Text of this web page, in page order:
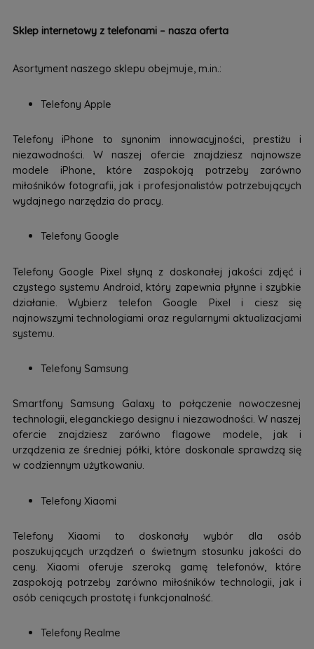
Sklep internetowy z telefonami – nasza oferta
Asortyment naszego sklepu obejmuje, m.in.:
Telefony Apple
Telefony iPhone to synonim innowacyjności, prestiżu i
niezawodności. W naszej ofercie znajdziesz najnowsze
modele iPhone, które zaspokoją potrzeby zarówno
miłośników fotografii, jak i profesjonalistów potrzebujących
wydajnego narzędzia do pracy.
Telefony Google
Telefony Google Pixel słyną z doskonałej jakości zdjęć i
czystego systemu Android, który zapewnia płynne i szybkie
działanie. Wybierz telefon Google Pixel i ciesz się
najnowszymi technologiami oraz regularnymi aktualizacjami
systemu.
Telefony Samsung
Smartfony Samsung Galaxy to połączenie nowoczesnej
technologii, eleganckiego designu i niezawodności. W naszej
ofercie znajdziesz zarówno flagowe modele, jak i
urządzenia ze średniej półki, które doskonale sprawdzą się
w codziennym użytkowaniu.
Telefony Xiaomi
Telefony Xiaomi to doskonały wybór dla osób
poszukujących urządzeń o świetnym stosunku jakości do
ceny. Xiaomi oferuje szeroką gamę telefonów, które
zaspokoją potrzeby zarówno miłośników technologii, jak i
osób ceniących prostotę i funkcjonalność.
Telefony Realme